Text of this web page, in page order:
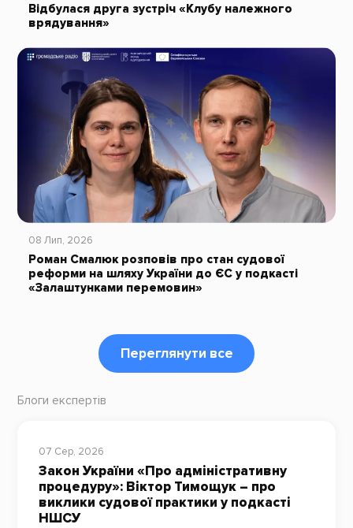
Відбулася друга зустріч «Клубу належного
врядування»
08 Лип, 2026
Роман Смалюк розповів про стан судової
реформи на шляху України до ЄС у подкасті
«Залаштунками перемовин»
Переглянути все
Блоги експертів
07 Сер, 2026
Закон України «Про адміністративну
процедуру»: Віктор Тимощук – про
виклики судової практики у подкасті
НШСУ